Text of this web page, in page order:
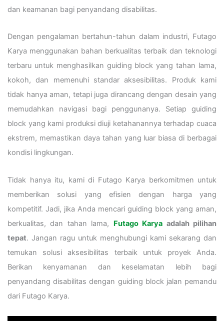
dan keamanan bagi penyandang disabilitas.
Dengan pengalaman bertahun-tahun dalam industri, Futago
Karya menggunakan bahan berkualitas terbaik dan teknologi
terbaru untuk menghasilkan guiding block yang tahan lama,
kokoh, dan memenuhi standar aksesibilitas. Produk kami
tidak hanya aman, tetapi juga dirancang dengan desain yang
memudahkan navigasi bagi penggunanya. Setiap guiding
block yang kami produksi diuji ketahanannya terhadap cuaca
ekstrem, memastikan daya tahan yang luar biasa di berbagai
kondisi lingkungan.
Tidak hanya itu, kami di Futago Karya berkomitmen untuk
memberikan solusi yang efisien dengan harga yang
kompetitif. Jadi, jika Anda mencari guiding block yang aman,
berkualitas, dan tahan lama, Futago Karya adalah pilihan
tepat. Jangan ragu untuk menghubungi kami sekarang dan
temukan solusi aksesibilitas terbaik untuk proyek Anda.
Berikan kenyamanan dan keselamatan lebih bagi
penyandang disabilitas dengan guiding block jalan pemandu
dari Futago Karya.